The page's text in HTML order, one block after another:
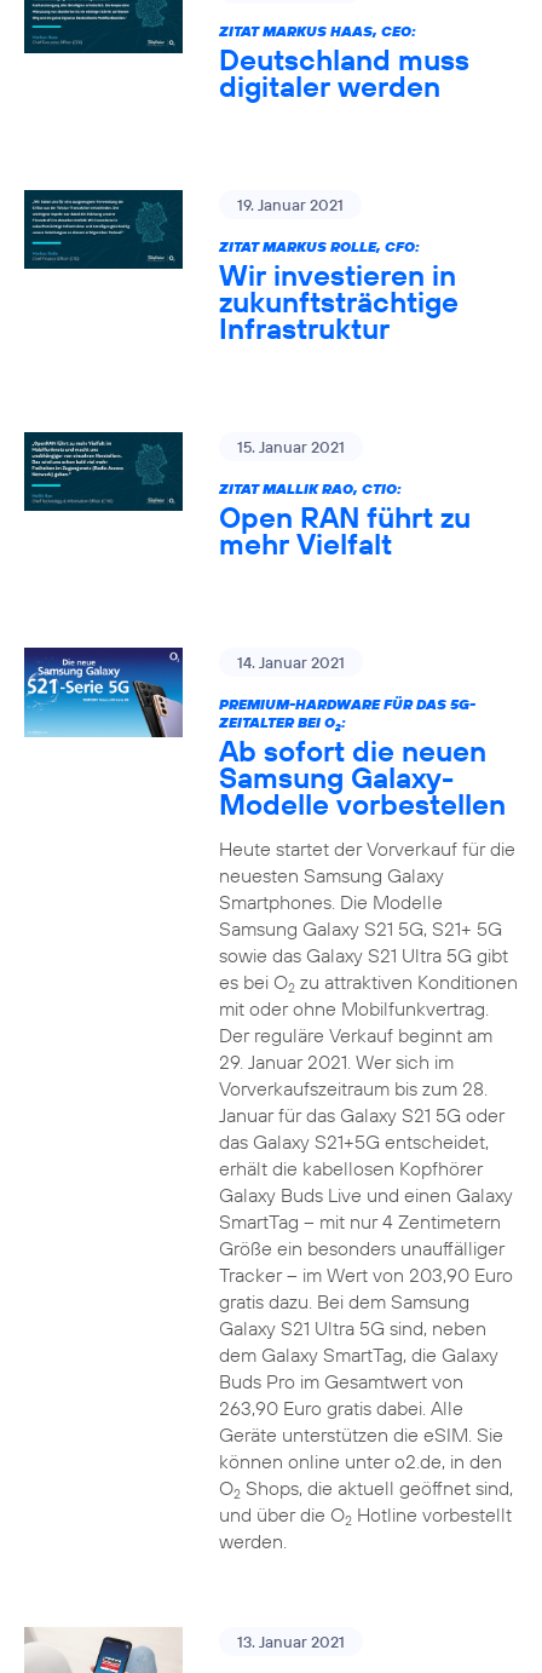
ZITAT MARKUS HAAS, CEO:
Deutschland muss
digitaler werden
19. Januar 2021
ZITAT MARKUS ROLLE, CFO:
Wir investieren in
zukunftsträchtige
Infrastruktur
15. Januar 2021
ZITAT MALLIK RAO, CTIO:
Open RAN führt zu
mehr Vielfalt
14. Januar 2021
PREMIUM-HARDWARE FÜR DAS 5G-
ZEITALTER BEI O2:
Ab sofort die neuen
Samsung Galaxy-
Modelle vorbestellen
Heute startet der Vorverkauf für die
neuesten Samsung Galaxy
Smartphones. Die Modelle
Samsung Galaxy S21 5G, S21+ 5G
sowie das Galaxy S21 Ultra 5G gibt
es bei O2zu attraktiven Konditionen
mit oder ohne Mobilfunkvertrag.
Der reguläre Verkauf beginnt am
29. Januar 2021. Wer sich im
Vorverkaufszeitraum bis zum 28.
Januar für das Galaxy S21 5G oder
das Galaxy S21+5G entscheidet,
erhält die kabellosen Kopfhörer
Galaxy Buds Live und einen Galaxy
SmartTag – mit nur 4 Zentimetern
Größe ein besonders unauffälliger
Tracker – im Wert von 203,90 Euro
gratis dazu. Bei dem Samsung
Galaxy S21 Ultra 5G sind, neben
dem Galaxy SmartTag, die Galaxy
Buds Pro im Gesamtwert von
263,90 Euro gratis dabei. Alle
Geräte unterstützen die eSIM. Sie
können online unter o2.de, in den
O2Shops, die aktuell geöffnet sind,
und über die O2Hotline vorbestellt
werden.
13. Januar 2021